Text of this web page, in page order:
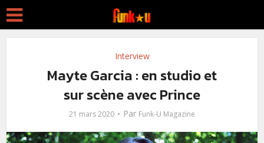
Interview
Mayte Garcia : en studio et
sur scène avec Prince
21 mars 2020 Par Funk-U Magazine